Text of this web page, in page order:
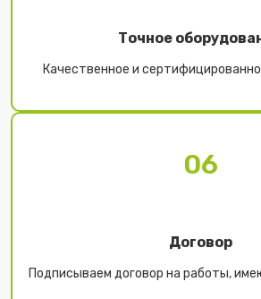
Точное
Качественное и
06
Договор
Подписываем договор на работы,